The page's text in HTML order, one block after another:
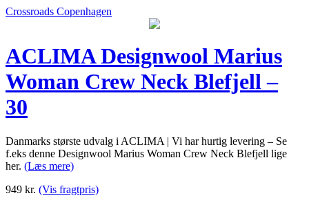
Crossroads Copenhagen
ACLIMA Designwool Marius
Woman Crew Neck Blefjell –
30
Danmarks største udvalg i ACLIMA | Vi har hurtig levering – Se
f.eks denne Designwool Marius Woman Crew Neck Blefjell lige
her. (Læs mere)
949 kr. (Vis fragtpris)